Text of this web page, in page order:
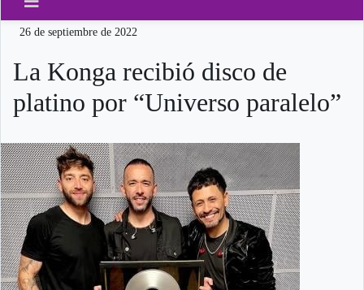
26 de septiembre de 2022
La Konga recibió disco de
platino por “Universo paralelo”